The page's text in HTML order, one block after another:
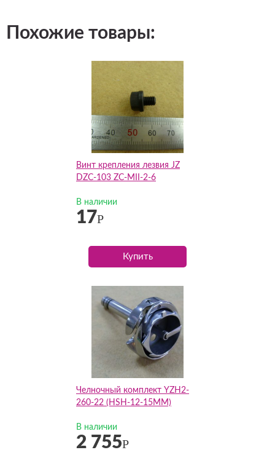
Похожие товары:
Винт крепления лезвия JZ
DZC-103 ZC-MII-2-6
В наличии
17Р
Купить
Челночный комплект YZH2-
260-22 (HSH-12-15MM)
В наличии
2 755Р